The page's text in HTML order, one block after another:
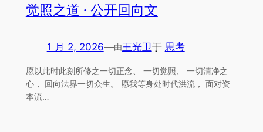
觉照之道 · 公开回向文
1 月 2, 2026—由王光卫于 思考
愿以此时此刻所修之一切正念、 一切觉照、 一切清净之
心， 回向法界一切众生。 愿我等身处时代洪流， 面对资
本流…